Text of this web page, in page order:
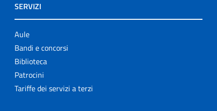
SERVIZI
Aule
Bandi e concorsi
Biblioteca
Patrocini
Tariffe dei servizi a terzi